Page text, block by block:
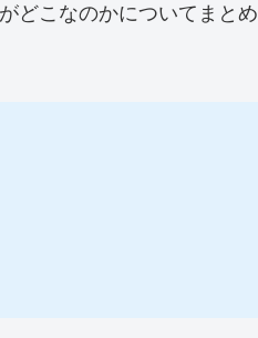
どこなのかについてまとめ